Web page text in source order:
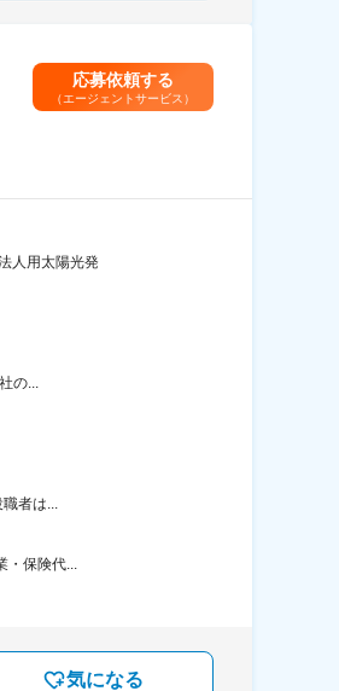
応募依頼する
（エージェントサービス）
人用太陽光発
の...
者は...
・保険代...
気になる